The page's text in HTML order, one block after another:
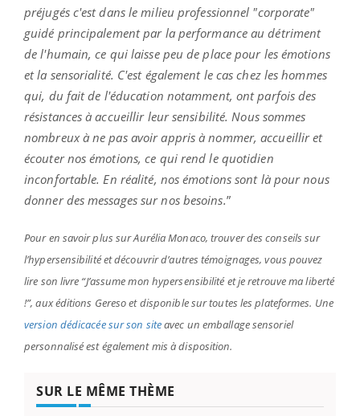
préjugés c'est dans le milieu professionnel "corporate"
guidé principalement par la performance au détriment
de l'humain, ce qui laisse peu de place pour les émotions
et la sensorialité. C'est également le cas chez les hommes
qui, du fait de l'éducation notamment, ont parfois des
résistances à accueillir leur sensibilité. Nous sommes
nombreux à ne pas avoir appris à nommer, accueillir et
écouter nos émotions, ce qui rend le quotidien
inconfortable. En réalité, nos émotions sont là pour nous
donner des messages sur nos besoins.”
Pour en savoir plus sur Aurélia Monaco, trouver des conseils sur
l’hypersensibilité et découvrir d’autres témoignages, vous pouvez
lire son livre “J’assume mon hypersensibilité et je retrouve ma liberté
!”, aux éditions Gereso et disponible sur toutes les plateformes. Une
version dédicacée sur son siteavec un emballage sensoriel
personnalisé est également mis à disposition.
SUR LE MÊME THÈME